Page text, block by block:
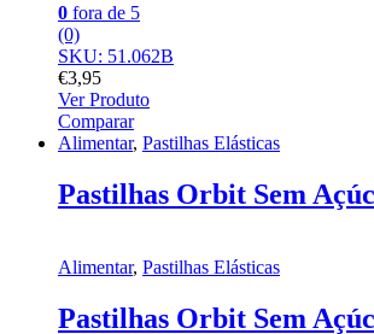
0 fora de 5
(0)
SKU: 51.062B
€3,95
Ver Produto
Comparar
Alimentar, Pastilhas Elásticas
Pastilhas Orbit Sem
Alimentar, Pastilhas Elásticas
Pastilhas Orbit Sem